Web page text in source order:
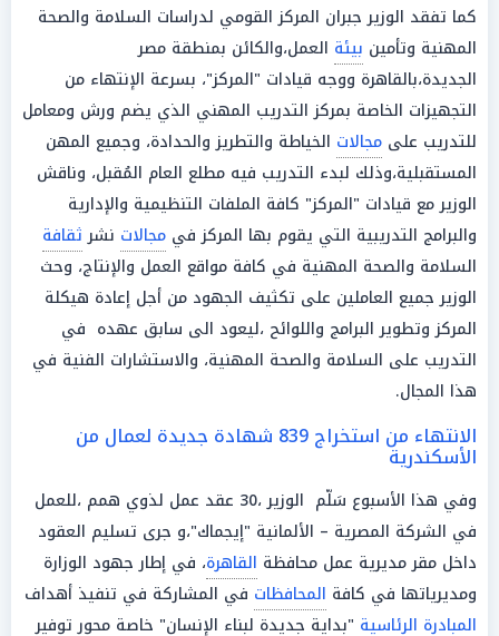
كما تفقد الوزير جبران المركز القومي لدراسات السلامة والصحة
المهنية وتأمين بيئة العمل،والكائن بمنطقة مصر
الجديدة،بالقاهرة ووجه قيادات "المركز"، بسرعة الإنتهاء من
التجهيزات الخاصة بمركز التدريب المهني الذي يضم ورش ومعامل
للتدريب على مجالات الخياطة والتطريز والحدادة، وجميع المهن
المستقبلية،وذلك لبدء التدريب فيه مطلع العام المُقبل، وناقش
الوزير مع قيادات "المركز" كافة الملفات التنظيمية والإدارية
والبرامج التدريبية التي يقوم بها المركز في مجالات نشرثقافة
السلامة والصحة المهنية في كافة مواقع العمل والإنتاج، وحث
الوزير جميع العاملين على تكثيف الجهود من أجل إعادة هيكلة
المركز وتطوير البرامج واللوائح ،ليعود الى سابق عهده في
التدريب على السلامة والصحة المهنية، والاستشارات الفنية في
هذا المجال.
الانتهاء من استخراج 839 شهادة جديدة لعمال من
الأسكندرية
وفي هذا الأسبوع سَلّم الوزير ،30 عقد عمل لذوي همم ،للعمل
في الشركة المصرية – الألمانية "إيجماك"،و جرى تسليم العقود
داخل مقر مديرية عمل محافظة القاهرة، في إطار جهود الوزارة
ومديرياتها في كافة المحافظات في المشاركة في تنفيذ أهداف
المبادرة الرئاسية "بداية جديدة لبناء الإنسان" خاصة محور توفير